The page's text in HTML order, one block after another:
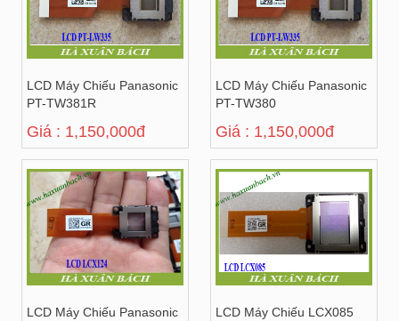
LCD Máy Chiếu Panasonic
PT-TW381R
Giá : 1,150,000đ
LCD Máy Chiếu Panasonic
PT-TW380
Giá : 1,150,000đ
LCD Máy Chiếu Panasonic
LCD Máy Chiếu LCX085